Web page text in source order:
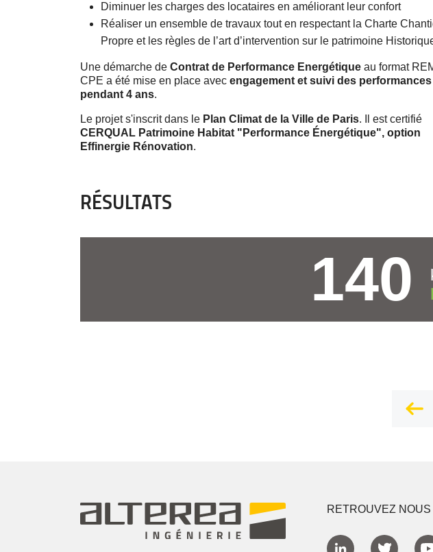
Diminuer les charges des locataires en améliorant leur confort
Réaliser un ensemble de travaux tout en respectant la Charte
Propre et les règles de l’art d’intervention sur le patrimoine
Une démarche de Contrat de Performance Energétique au format
CPE a été mise en place avec engagement et suivi des performances
pendant 4 ans.
Le projet s'inscrit dans le Plan Climat de la Ville de Paris. Il est certifié
CERQUAL Patrimoine Habitat "Performance Énergétique", option
Effinergie Rénovation.
RÉSULTATS
140
RETROUVEZ